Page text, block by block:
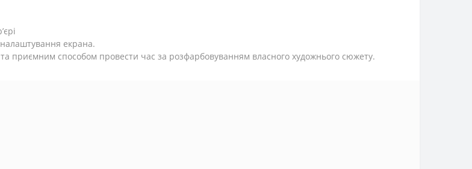
налаштування екрана.
приємним способом провести час за розфарбовуванням власного художнього сюжету.